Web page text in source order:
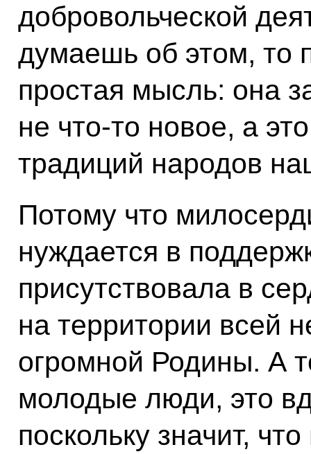
добровольческой
думаешь об этом, то
простая мысль: она
не что-то новое, а
традиций народов
Потому что
нуждается в
присутствовала в
на территории всей
огромной Родины. А
молодые люди, это
поскольку значит,